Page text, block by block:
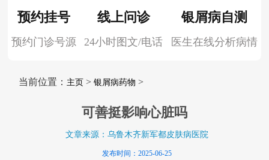
预约挂号
预约门诊号源
线上问诊
24小时图文/电话
银屑病自测
医生在线分析病情
当前位置： 主页> 银屑病药物 >
可善挺影响心脏吗
文章来源：乌鲁木齐新军都皮肤病医院
发布时间：2025-06-25